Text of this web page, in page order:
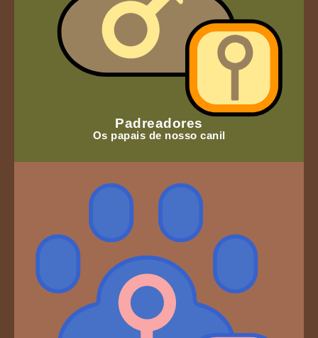
Padreadores
Os papais de nosso canil